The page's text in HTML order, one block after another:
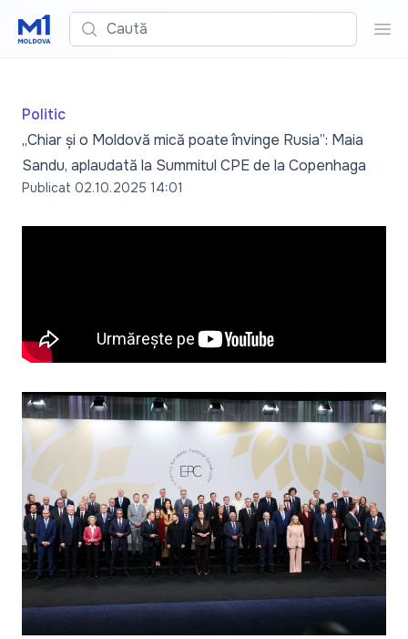
Caută
Politic
„Chiar și o Moldovă mică poate învinge Rusia”: Maia
Sandu, aplaudată la Summitul CPE de la Copenhaga
Publicat 02.10.2025 14:01